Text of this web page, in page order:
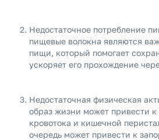
Недостаточное потребление
пищевые волокна являются
пищи, который помогает
ускоряет его прохождение
Недостаточная физическая
образ жизни может привести
кровотока и кишечной
очередь может привести к